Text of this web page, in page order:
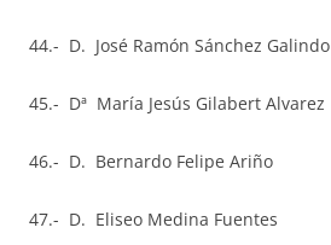
44.- D. José Ramón Sánchez Galindo
45.- Dª María Jesús Gilabert Alvarez
46.- D. Bernardo Felipe Ariño
47.- D. Eliseo Medina Fuentes